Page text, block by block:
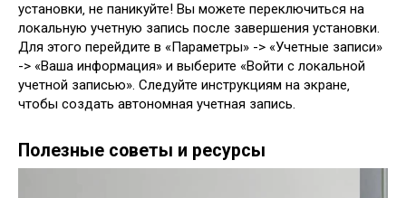
установки‚ не паникуйте! Вы можете переключиться на
локальную учетную запись после завершения установки.
Для этого перейдите в «Параметры» -> «Учетные записи»
-> «Ваша информация» и выберите «Войти с локальной
учетной записью». Следуйте инструкциям на экране‚
чтобы создать автономная учетная запись.
Полезные советы и ресурсы